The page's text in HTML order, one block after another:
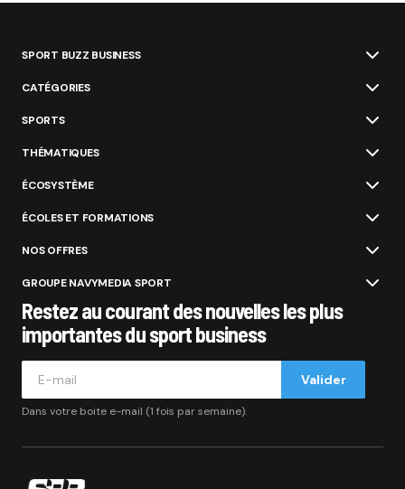
SPORT BUZZ BUSINESS
CATÉGORIES
SPORTS
THÉMATIQUES
ÉCOSYSTÈME
ÉCOLES ET FORMATIONS
NOS OFFRES
GROUPE NAVYMEDIA SPORT
Restez au courant des nouvelles les plus
importantes du sport business
Valider
Dans votre boite e-mail (1 fois par semaine).